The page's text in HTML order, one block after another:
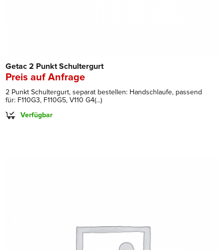
Getac 2 Punkt Schultergurt
Preis auf Anfrage
2 Punkt Schultergurt, separat bestellen: Handschlaufe, passend
für: F110G3, F110G5, V110 G4(...)
Verfügbar